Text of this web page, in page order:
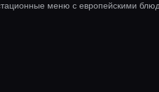
меню с европейскими